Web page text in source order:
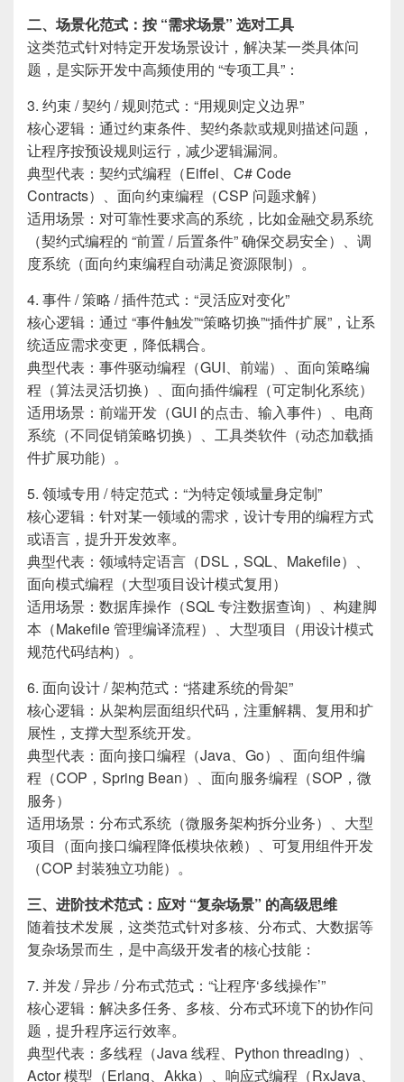
二、场景化范式：按 “需求场景” 选对工具
这类范式针对特定开发场景设计，解决某一类具体问
题，是实际开发中高频使用的 “专项工具”：
3. 约束 / 契约 / 规则范式：“用规则定义边界”
核心逻辑：通过约束条件、契约条款或规则描述问题，
让程序按预设规则运行，减少逻辑漏洞。
典型代表：契约式编程（Eiffel、C# Code
Contracts）、面向约束编程（CSP 问题求解）
适用场景：对可靠性要求高的系统，比如金融交易系统
（契约式编程的 “前置 / 后置条件” 确保交易安全）、调
度系统（面向约束编程自动满足资源限制）。
4. 事件 / 策略 / 插件范式：“灵活应对变化”
核心逻辑：通过 “事件触发”“策略切换”“插件扩展”，让系
统适应需求变更，降低耦合。
典型代表：事件驱动编程（GUI、前端）、面向策略编
程（算法灵活切换）、面向插件编程（可定制化系统）
适用场景：前端开发（GUI 的点击、输入事件）、电商
系统（不同促销策略切换）、工具类软件（动态加载插
件扩展功能）。
5. 领域专用 / 特定范式：“为特定领域量身定制”
核心逻辑：针对某一领域的需求，设计专用的编程方式
或语言，提升开发效率。
典型代表：领域特定语言（DSL，SQL、Makefile）、
面向模式编程（大型项目设计模式复用）
适用场景：数据库操作（SQL 专注数据查询）、构建脚
本（Makefile 管理编译流程）、大型项目（用设计模式
规范代码结构）。
6. 面向设计 / 架构范式：“搭建系统的骨架”
核心逻辑：从架构层面组织代码，注重解耦、复用和扩
展性，支撑大型系统开发。
典型代表：面向接口编程（Java、Go）、面向组件编
程（COP，Spring Bean）、面向服务编程（SOP，微
服务）
适用场景：分布式系统（微服务架构拆分业务）、大型
项目（面向接口编程降低模块依赖）、可复用组件开发
（COP 封装独立功能）。
三、进阶技术范式：应对 “复杂场景” 的高级思维
随着技术发展，这类范式针对多核、分布式、大数据等
复杂场景而生，是中高级开发者的核心技能：
7. 并发 / 异步 / 分布式范式：“让程序‘多线操作’”
核心逻辑：解决多任务、多核、分布式环境下的协作问
题，提升程序运行效率。
典型代表：多线程（Java 线程、Python threading）、
Actor 模型（Erlang、Akka）、响应式编程（RxJava、